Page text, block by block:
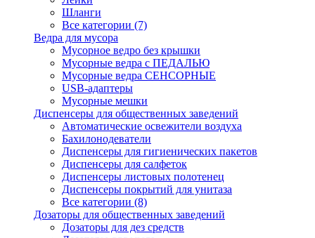
Шланги
Все категории (7)
Ведра для мусора
Мусорное ведро без крышки
Мусорные ведра с ПЕДАЛЬЮ
Мусорные ведра СЕНСОРНЫЕ
USB-адаптеры
Мусорные мешки
Диспенсеры для общественных заведений
Автоматические освежители воздуха
Бахилонодеватели
Диспенсеры для гигиенических пакетов
Диспенсеры для салфеток
Диспенсеры листовых полотенец
Диспенсеры покрытий для унитаза
Все категории (8)
Дозаторы для общественных заведений
Дозаторы для дез средств